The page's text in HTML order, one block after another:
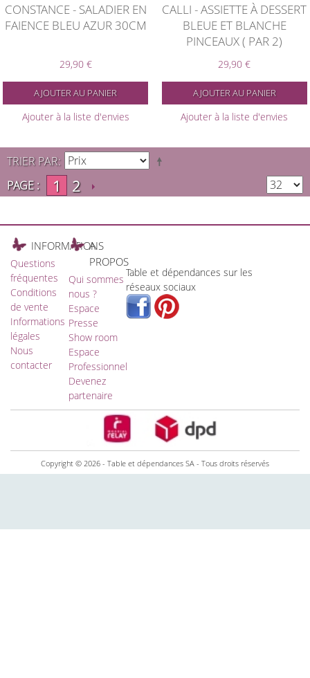
CONSTANCE - SALADIER EN
FAIENCE BLEU AZUR 30CM
29,90 €
AJOUTER AU PANIER
Ajouter à la liste d'envies
CALLI - ASSIETTE À DESSERT
BLEUE ET BLANCHE
PINCEAUX ( PAR 2)
29,90 €
AJOUTER AU PANIER
Ajouter à la liste d'envies
TRIER PAR
PAGE :
1 2
INFORMATIONS
Questions
fréquentes
Conditions
de vente
Informations
légales
Nous
contacter
A
PROPOS
Qui sommes
nous ?
Espace
Presse
Show room
Espace
Professionnel
Devenez
partenaire
Table et dépendances sur les
réseaux sociaux
Copyright © 2026 - Table et dépendances SA - Tous droits réservés